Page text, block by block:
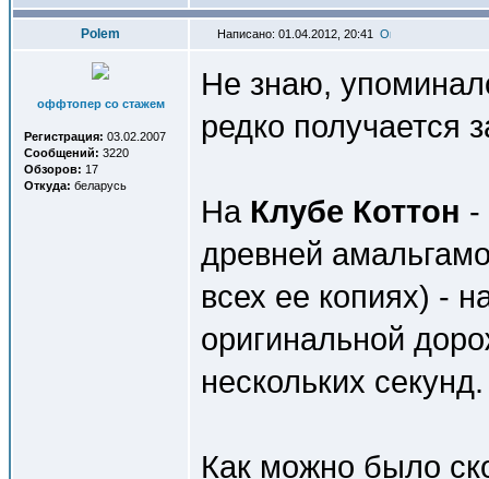
Polem Написано: 01.04.2012, 20:41
оффтопер со стажем
Регистрация: 03.02.2007
Сообщений: 3220
Обзоров: 17
Откуда: беларусь
Не знаю,
редко получается
На Клубе Коттон -
древней
всех ее копиях) -
оригинальной
нескольких секунд.
Как можно было